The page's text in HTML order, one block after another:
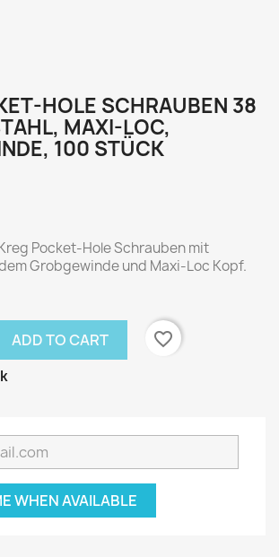
HOLE SCHRAUBEN 38
MAXI-LOC,
100 STÜCK
Pocket-Hole Schrauben mit
Grobgewinde und Maxi-Loc Kopf.
ADD TO CART
favorite_border
WHEN AVAILABLE